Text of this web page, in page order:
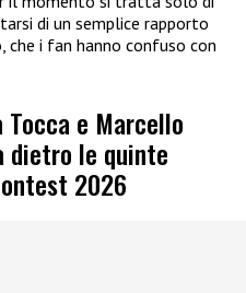
di un semplice rapporto
che i fan hanno confuso con
e Marcello
dietro le quinte
2026